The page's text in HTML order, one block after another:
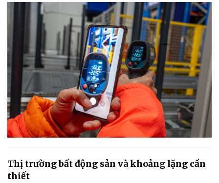
Thị trường bất động sản và khoảng lặng cần
thiết